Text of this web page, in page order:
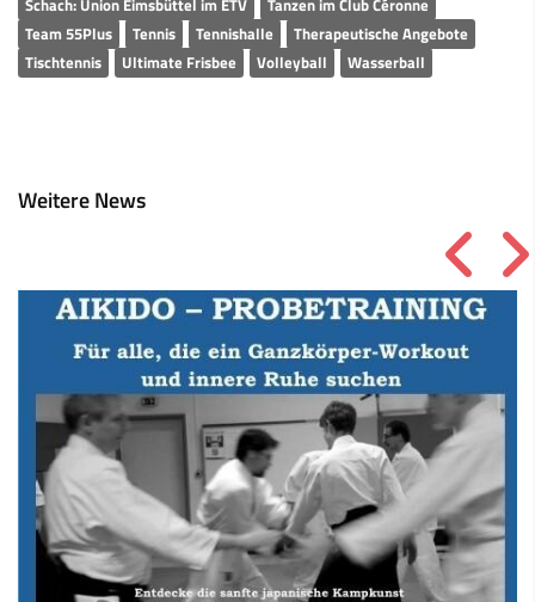
Team 55Plus
Tennis Tennishalle
Therapeutische Angebote
Tischtennis
Ultimate Frisbee Volleyball Wasserball
Weitere News